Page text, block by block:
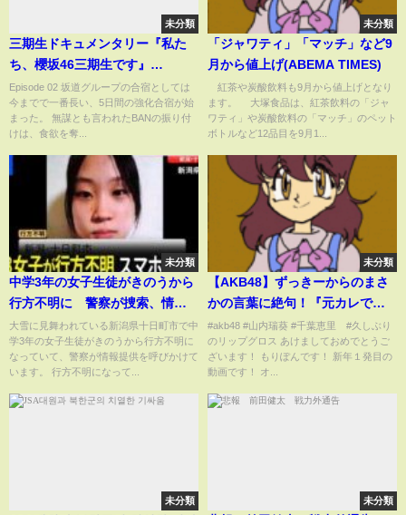
未分類
三期生ドキュメンタリー『私た
ち、櫻坂46三期生です』
Episode 02
Episode 02 坂道グループの合宿としては
今までで一番長い、5日間の強化合宿が始
まった。 無謀とも言われたBANの振り付
けは、食欲を奪...
未分類
「ジャワティ」「マッチ」など9
月から値上げ(ABEMA TIMES)
紅茶や炭酸飲料も9月から値上げとなり
ます。 大塚食品は、紅茶飲料の「ジャ
ワティ」や炭酸飲料の「マッチ」のペット
ボトルなど12品目を9月1...
未分類
中学3年の女子生徒がきのうから
行方不明に 警察が捜索、情報
提供を呼びかけ 新潟・十日町
市｜TBS NEWS DIG
大雪に見舞われている新潟県十日町市で中
学3年の女子生徒がきのうから行方不明に
なっていて、警察が情報提供を呼びかけて
います。 行方不明になって...
未分類
【AKB48】ずっきーからのまさ
かの言葉に絶句！『元カレで
す』オンラインお話会【山内瑞
葵】【千葉恵里】
#akb48 #山内瑞葵 #千葉恵里 #久しぶり
のリップグロス あけましておめでとうご
ざいます！ もりぽんです！ 新年１発目の
動画です！ オ...
未分類 未分類